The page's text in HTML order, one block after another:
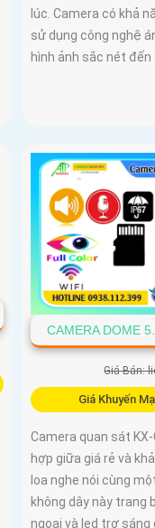
lúc. Camera có khả
sử dụng công nghệ
hình ảnh sắc nét đến
CAMERA DOME
Giá Bán:
Giá Khuyến
Camera quan sát
hợp giữa giá rẻ và
loa nghe nói cùng
không dây này trang
ngoại và led trợ sáng